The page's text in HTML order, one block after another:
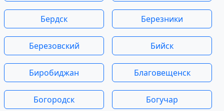
Бердск Березники
Березовский Бийск
Биробиджан Благовещенск
Богородск Богучар